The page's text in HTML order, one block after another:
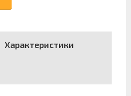
Характеристики